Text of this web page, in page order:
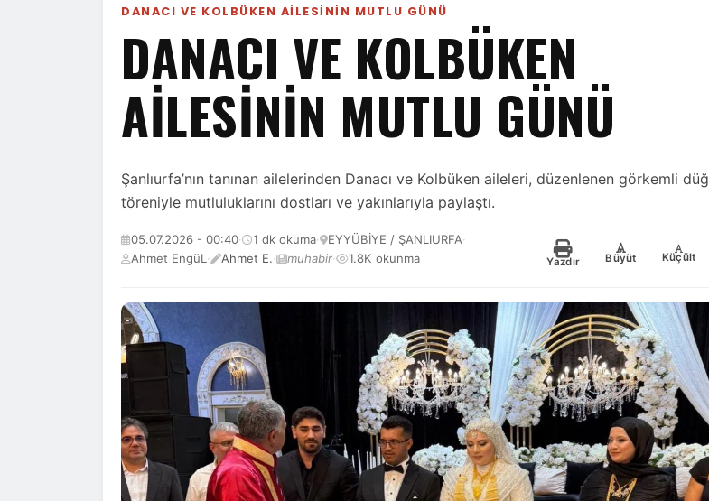
DANACI VE KOLBÜKEN AİLESİNİN MUTLU GÜNÜ
DANACI VE KOLBÜKEN
AİLESİNİN MUTLU GÜNÜ
Şanlıurfa’nın tanınan ailelerinden Danacı ve Kolbüken aileleri, düzenlenen görkemli
töreniyle mutluluklarını dostları ve yakınlarıyla paylaştı.
05.07.2026 - 00:40· 1 dk okuma· EYYÜBİYE / ŞANLIURFA·
Ahmet EngüL · Ahmet E.· muhabir· 1.8K okunma Yazdır
+
Büyüt
-
Küçült